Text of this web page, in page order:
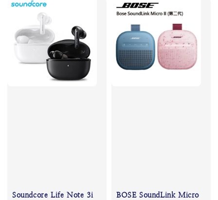
Soundcore Life Note 3i
BOSE SoundLink Micro